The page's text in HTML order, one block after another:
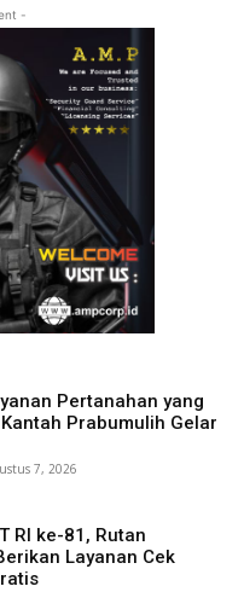
-
Pertanahan yang
Prabumulih Gelar
7, 2026
RI ke-81, Rutan
Layanan Cek